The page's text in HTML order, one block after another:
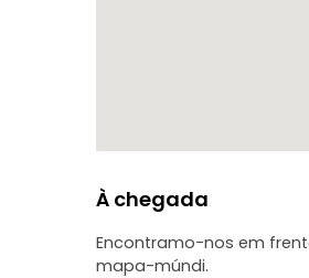
À chegada
Encontramo-nos em
mapa-múndi.